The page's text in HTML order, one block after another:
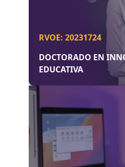
RVOE: 20231724
DOCTORADO EN
EDUCATIVA